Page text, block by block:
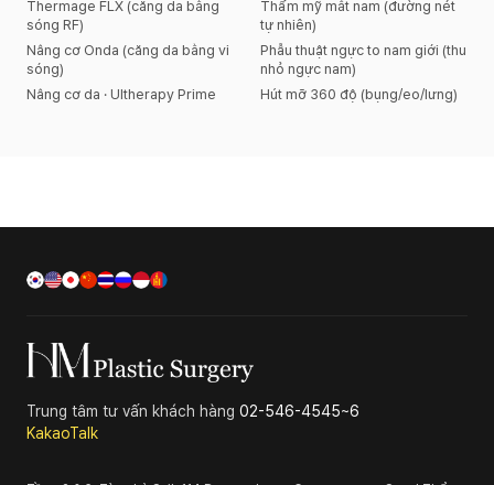
Thermage FLX (căng da bằng
sóng RF)
Nâng cơ Onda (căng da bằng vi
sóng)
Nâng cơ da · Ultherapy Prime
Thẩm mỹ mắt nam (đường nét
tự nhiên)
Phẫu thuật ngực to nam giới (thu
nhỏ ngực nam)
Hút mỡ 360 độ (bụng/eo/lưng)
Trung tâm tư vấn khách hàng 02-546-4545~6
KakaoTalk